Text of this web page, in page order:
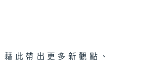
此帶出更多新觀點、